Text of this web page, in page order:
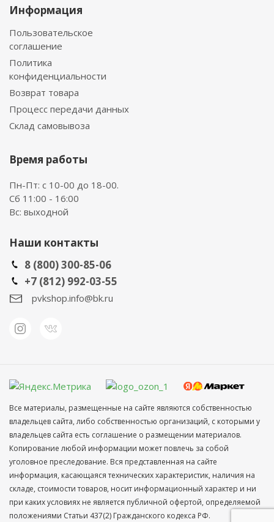
Информация
Пользовательское
соглашение
Политика
конфиденциальности
Возврат товара
Процесс передачи данных
Склад самовывоза
Время работы
Пн-Пт: с 10-00 до 18-00.
Сб 11:00 - 16:00
Вс: выходной
Наши контакты
8 (800) 300-85-06
+7 (812) 992-03-55
pvkshop.info@bk.ru
Все материалы, размещенные на сайте являются собственностью
владельцев сайта, либо собственностью организаций, с которыми у
владельцев сайта есть соглашение о размещении материалов.
Копирование любой информации может повлечь за собой
уголовное преследование. Вся представленная на сайте
информация, касающаяся технических характеристик, наличия на
складе, стоимости товаров, носит информационный характер и ни
при каких условиях не является публичной офертой, определяемой
положениями Статьи 437(2) Гражданского кодекса РФ.